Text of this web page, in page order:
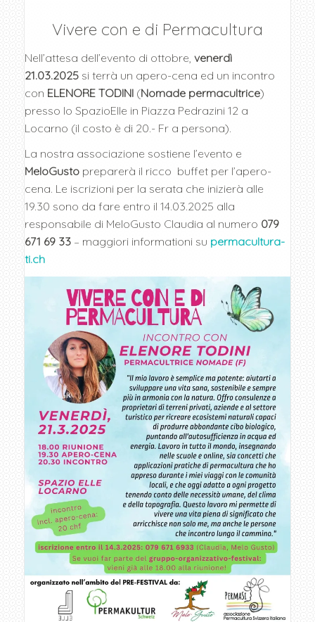
Vivere con e di Permacultura
Nell’attesa dell’evento di ottobre,venerdì
21.03.2025 si terrà un apero-cena ed un incontro
con ELENORE TODINI (Nomade permacultrice)
presso lo SpazioElle in Piazza Pedrazini 12 a
Locarno (il costo è di 20.- Fr a persona).
La nostra associazione sostiene l’evento e
MeloGusto preparerà il ricco buffet per l’apero-
cena. Le iscrizioni per la serata che inizierà alle
19.30 sono da fare entro il 14.03.2025 alla
responsabile di MeloGusto Claudia al numero 079
671 69 33 – maggiori informationi su permacultura-
ti.ch